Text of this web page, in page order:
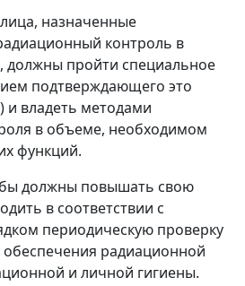
назначенные
контроль в
должны пройти специальное
подтверждающего это
и владеть методами
в объеме, необходимом
функций.
должны повышать свою
в соответствии с
периодическую проверку
радиационной
и личной гигиены.